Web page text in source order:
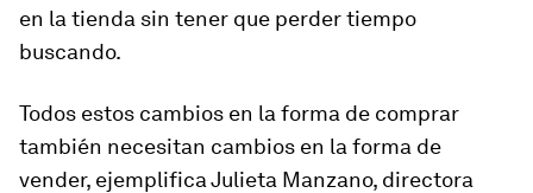
en la tienda sin tener que perder tiempo
buscando.
Todos estos cambios en la forma de comprar
también necesitan cambios en la forma de
vender, ejemplifica Julieta Manzano, directora